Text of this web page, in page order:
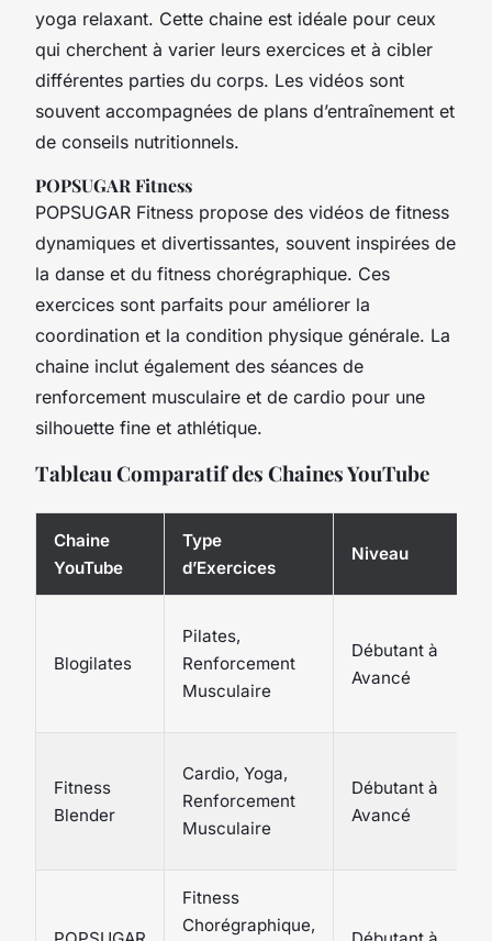
yoga relaxant. Cette chaine est idéale pour ceux
qui cherchent à varier leurs exercices et à cibler
différentes parties du corps. Les vidéos sont
souvent accompagnées de plans d’entraînement et
de conseils nutritionnels.
POPSUGAR Fitness
POPSUGAR Fitness propose des vidéos de fitness
dynamiques et divertissantes, souvent inspirées de
la danse et du fitness chorégraphique. Ces
exercices sont parfaits pour améliorer la
coordination et la condition physique générale. La
chaine inclut également des séances de
renforcement musculaire et de cardio pour une
silhouette fine et athlétique.
Tableau Comparatif des Chaines YouTube
Chaine
YouTube
Type
d’Exercices
Niveau
Blogilates
Pilates,
Renforcement
Musculaire
Débutant à
Avancé
Fitness
Blender
Cardio, Yoga,
Renforcement
Musculaire
Débutant à
Avancé
Fitness
Chorégraphique,